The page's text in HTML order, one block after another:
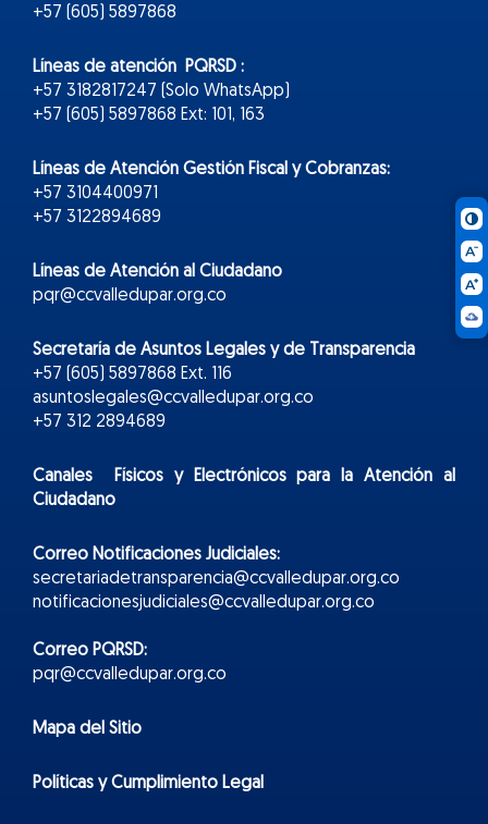
+57 (605) 5897868
Líneas de atención PQRSD :
+57 3182817247 (Solo WhatsApp)
+57 (605) 5897868 Ext: 101, 163
Líneas de Atención Gestión Fiscal y Cobranzas:
+57 3104400971
+57 3122894689
Líneas de Atención al Ciudadano
pqr@ccvalledupar.org.co
Secretaría de Asuntos Legales y de Transparencia
+57 (605) 5897868 Ext. 116
asuntoslegales@ccvalledupar.org.co
+57 312 2894689
Canales Físicos yElectrónicospara la Atención al
Ciudadano
Correo Notificaciones Judiciales:
secretariadetransparencia@ccvalledupar.org.co
notificacionesjudiciales@ccvalledupar.org.co
Correo PQRSD:
pqr@ccvalledupar.org.co
Mapa del Sitio
Políticas y Cumplimiento Legal